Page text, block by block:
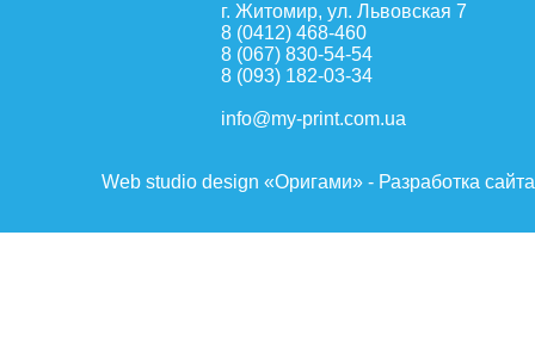
г. Житомир, ул. Львовская 7
8 (0412) 468-460
8 (067) 830-54-54
8 (093) 182-03-34
info@my-print.com.ua
Web studio design «Оригами» - Разработка